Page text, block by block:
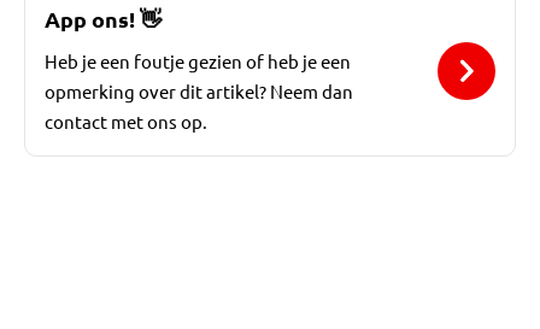
App ons!👋
Heb je een foutje gezien of heb je een
opmerking over dit artikel? Neem dan
contact met ons op.